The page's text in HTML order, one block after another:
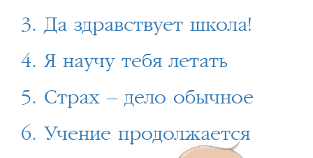
3. Да здравствует школа!
4. Я научу тебя летать
5. Страх – дело обычное
6. Учение продолжается